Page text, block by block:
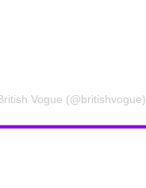
Vogue (@britishvogue)